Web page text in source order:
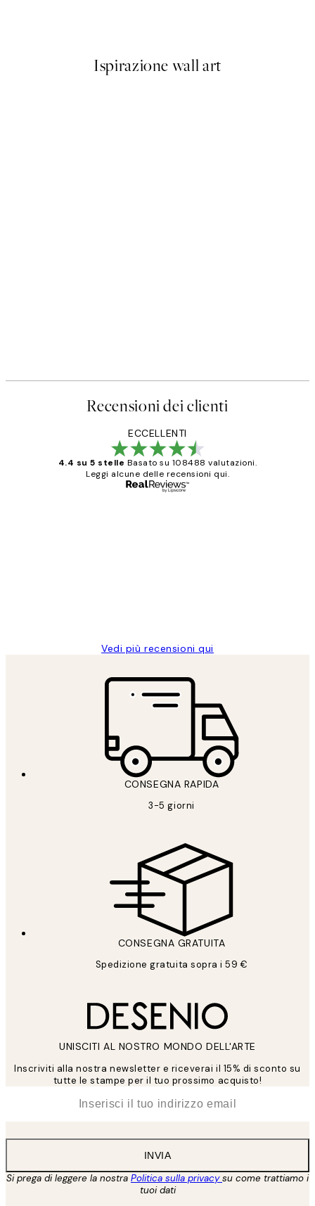
Ispirazione wall art
Recensioni dei clienti
ECCELLENTI
4.4 su 5 stelle Basato su 108488 valutazioni.
Leggi alcune delle recensioni qui.
Vedi più recensioni qui
CONSEGNA RAPIDA
3-5 giorni
CONSEGNA GRATUITA
Spedizione gratuita sopra i 59 €
UNISCITI AL NOSTRO MONDO DELL'ARTE
Inscriviti alla nostra newsletter e riceverai il 15% di sconto su
tutte le stampe per il tuo prossimo acquisto!
INVIA
Si prega di leggere la nostra Politica sulla privacysu come trattiamo i
tuoi dati